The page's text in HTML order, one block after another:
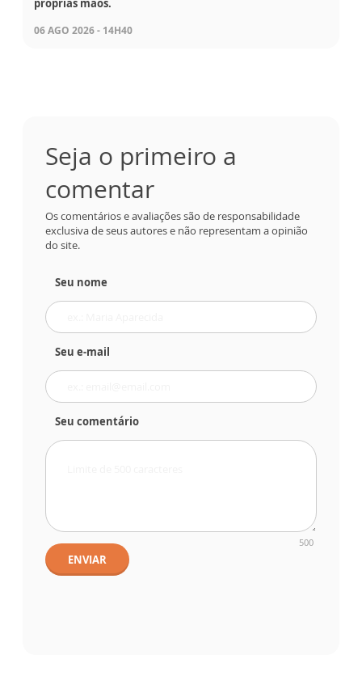
próprias mãos.
06 AGO 2026 - 14H40
Seja o primeiro a
comentar
Os comentários e avaliações são de responsabilidade
exclusiva de seus autores e não representam a opinião
do site.
Seu nome
Seu e-mail
Seu comentário
500
ENVIAR